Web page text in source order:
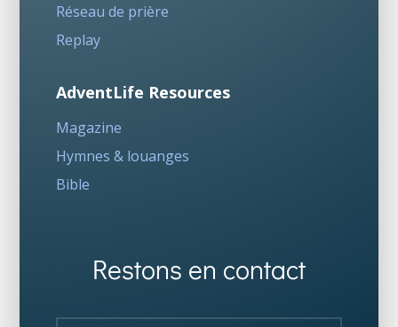
Réseau de prière
Replay
AdventLife Resources
Magazine
Hymnes & louanges
Bible
Restons en contact